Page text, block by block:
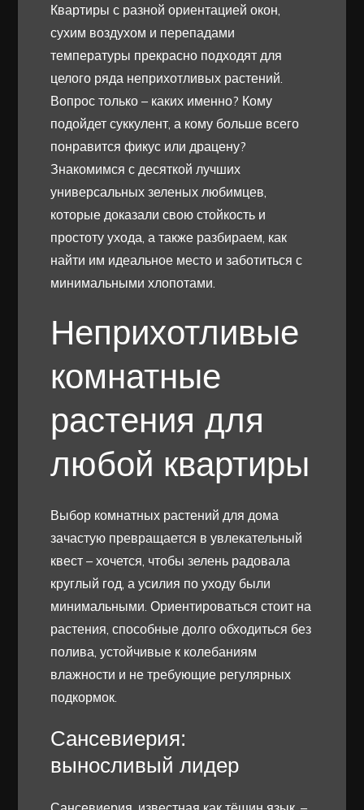
Квартиры с разной ориентацией окон,
сухим воздухом и перепадами
температуры прекрасно подходят для
целого ряда неприхотливых растений.
Вопрос только – каких именно? Кому
подойдет суккулент, а кому больше всего
понравится фикус или драцену?
Знакомимся с десяткой лучших
универсальных зеленых любимцев,
которые доказали свою стойкость и
простоту ухода, а также разбираем, как
найти им идеальное место и заботиться с
минимальными хлопотами.
Неприхотливые
комнатные
растения для
любой квартиры
Выбор комнатных растений для дома
зачастую превращается в увлекательный
квест – хочется, чтобы зелень радовала
круглый год, а усилия по уходу были
минимальными. Ориентироваться стоит на
растения, способные долго обходиться без
полива, устойчивые к колебаниям
влажности и не требующие регулярных
подкормок.
Сансевиерия:
выносливый лидер